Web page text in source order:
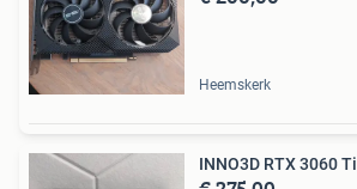
Heemskerk
INNO3D RTX 3060 Ti